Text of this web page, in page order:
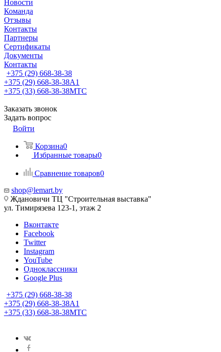
Новости
Команда
Отзывы
Контакты
Партнеры
Сертификаты
Документы
Контакты
+375 (29) 668-38-38
+375 (29) 668-38-38A1
+375 (33) 668-38-38МТС
Заказать звонок
Задать вопрос
Войти
Корзина0
Избранные товары0
Сравнение товаров0
shop@lemart.by
Ждановичи ТЦ "Строительная выставка"
ул. Тимирязева 123-1, этаж 2
Вконтакте
Facebook
Twitter
Instagram
YouTube
Одноклассники
Google Plus
+375 (29) 668-38-38
+375 (29) 668-38-38A1
+375 (33) 668-38-38МТС